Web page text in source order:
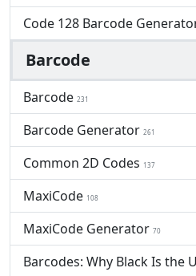
Code 128 Barcode
Barcode
Barcode 231
Barcode Generator 261
Common 2D Codes 137
MaxiCode 108
MaxiCode Generator 70
Barcodes: Why Black Is the